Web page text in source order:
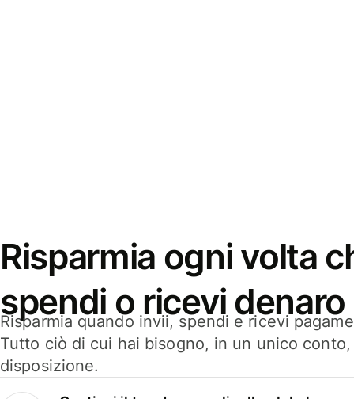
Risparmia ogni volta
spendi o ricevi denaro
Risparmia quando invii, spendi e ricevi
Tutto ciò di cui hai bisogno, in un unico
disposizione.